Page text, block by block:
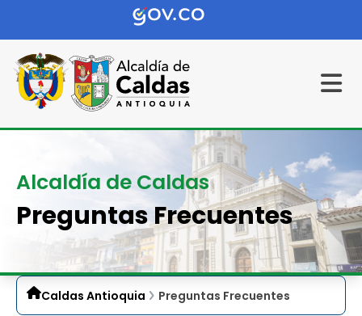
Alcaldía de Caldas
Preguntas Frecuentes
Caldas Antioquia Preguntas Frecuentes